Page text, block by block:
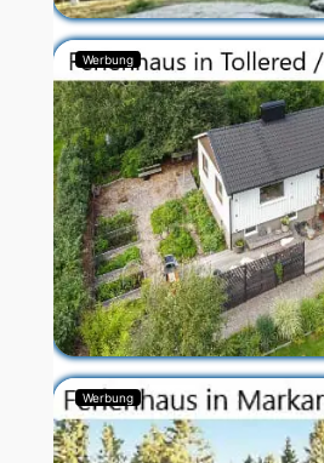
Werbung
Werbung